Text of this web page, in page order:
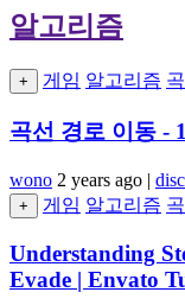
알고리즘
+ 게임 알고리즘
곡선 경로 이동 -
wono 2 years ago |
+
게임 알고리즘
Understanding
Evade | Envato